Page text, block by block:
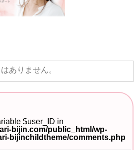
ありません。
$user_ID in
bijin.com/public_html/wp-
bijinchildtheme/comments.php